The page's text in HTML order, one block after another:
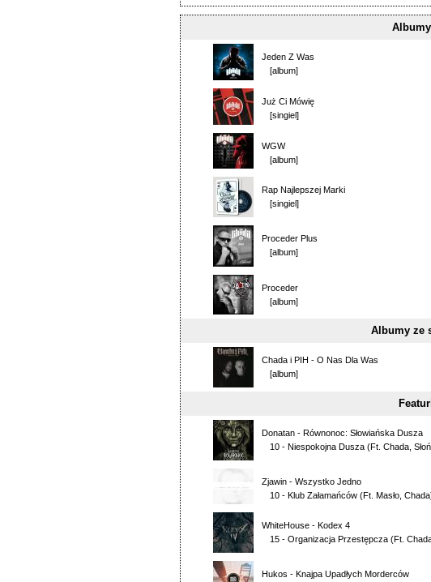
Jeden Z Was
[album]
Już Ci Mówię
[singiel]
WGW
[album]
Rap Najlepszej Marki
[singiel]
Proceder Plus
[album]
Proceder
[album]
Albumy ze
Chada i PIH - O Nas Dla Was
[album]
Donatan - Równonoc: Słowiańska Dusza
10 - Niespokojna Dusza (Ft. Chada Słoń
Zjawin - Wszystko Jedno
10 - Klub Załamańców (Ft. Masło Chada
WhiteHouse - Kodex 4
15 - Organizacja Przestępcza (Ft.
Hukos - Knajpa Upadłych Morderców